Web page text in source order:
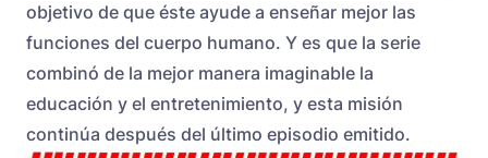
objetivo de que éste ayude a enseñar mejor las
funciones del cuerpo humano. Y es que la serie
combinó de la mejor manera imaginable la
educación y el entretenimiento, y esta misión
continúa después del último episodio emitido.